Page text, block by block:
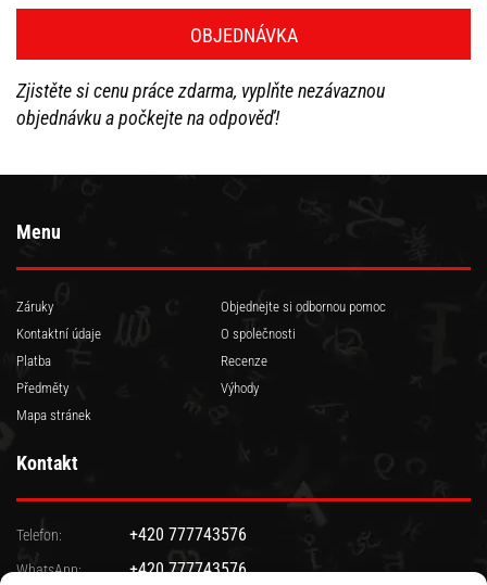
OBJEDNÁVKA
Zjistěte si cenu práce zdarma, vyplňte nezávaznou
objednávku a počkejte na odpověď!
Menu
Záruky
Objednejte si odbornou pomoc
Kontaktní údaje
O společnosti
Platba
Recenze
Předměty
Výhody
Mapa stránek
Kontakt
Telefon: +420 777743576
WhatsApp: +420 777743576